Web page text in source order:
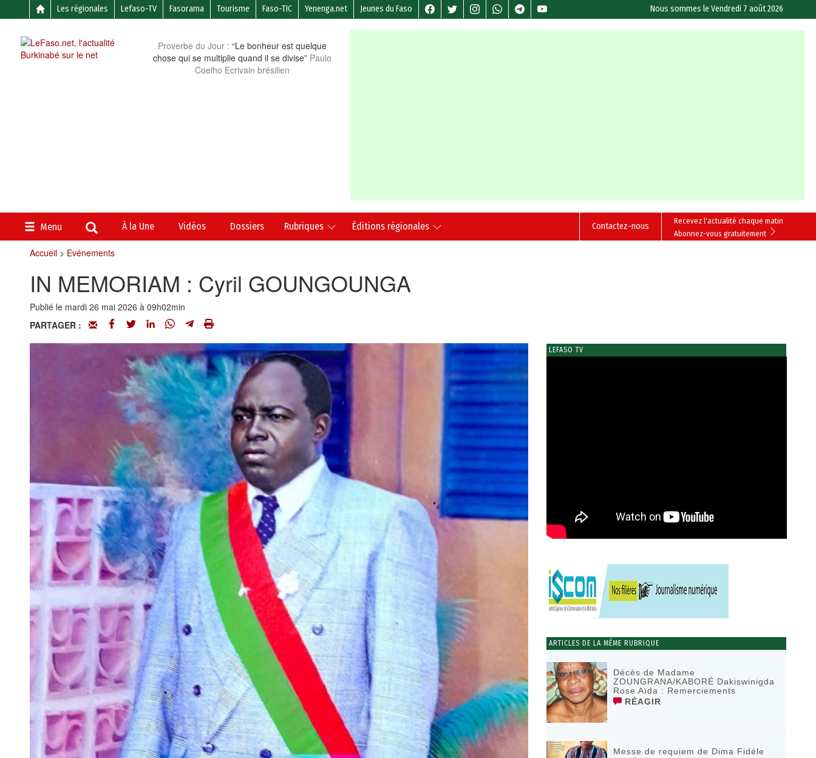
Les régionales Lefaso-TV Fasorama Tourisme Faso-TIC Yenenga.net Jeunes du Faso Nous sommes leVendredi 7 août 2026
Proverbe du Jour : “Le bonheur est quelque
chose qui se multiplie quand il se divise” Paulo
Coelho Ecrivain brésilien
Menu À la Une Vidéos Dossiers Rubriques Éditions régionales
Recevez l'actualité chaque matin
Abonnez-vous gratuitement
Contactez-nous
Accueil> Evénements
IN MEMORIAM : Cyril GOUNGOUNGA
Publié le mardi 26 mai 2026 à 09h02min
PARTAGER :
LEFASO TV
ARTICLES DE LA MÊME RUBRIQUE
Décès de Madame
ZOUNGRANA/KABORÉ Dakiswinigda
Rose Aïda : Remerciements
RÉAGIR
Messe de requiem de Dima Fidéle